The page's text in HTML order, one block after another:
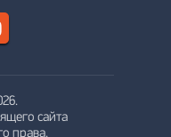
сайта
права.